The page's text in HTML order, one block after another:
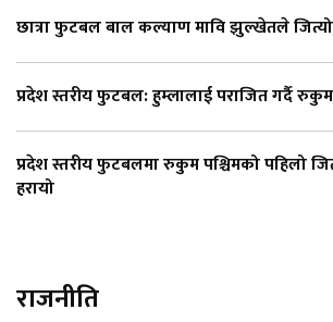
छात्रा फुटबल बाल कल्याण मावि झुल्खेतले जित्यो
प्रदेश स्तरीय फुटबल: हुम्लालाई पराजित गर्दै
प्रदेश स्तरीय फुटबलमा रुकुम पश्चिमको पहिलो
हरायो
राजनीति